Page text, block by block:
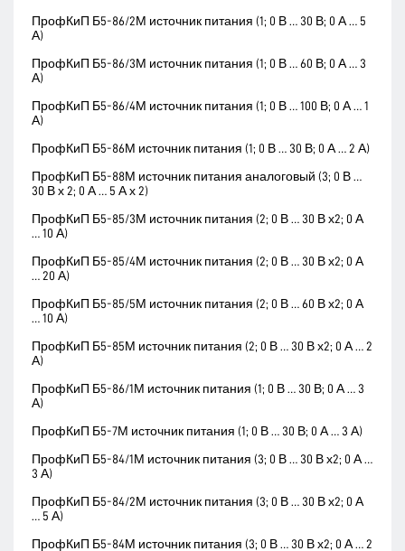
ПрофКиП Б5-86/2М источник питания (1; 0 В … 30 В; 0 А … 5
А)
ПрофКиП Б5-86/3М источник питания (1; 0 В … 60 В; 0 А … 3
А)
ПрофКиП Б5-86/4М источник питания (1; 0 В … 100 В; 0 А … 1
А)
ПрофКиП Б5-86М источник питания (1; 0 В … 30 В; 0 А … 2 А)
ПрофКиП Б5-88М источник питания аналоговый (3; 0 В …
30 В х 2; 0 А … 5 А х 2)
ПрофКиП Б5-85/3М источник питания (2; 0 В … 30 В х2; 0 А
… 10 А)
ПрофКиП Б5-85/4М источник питания (2; 0 В … 30 В х2; 0 А
… 20 А)
ПрофКиП Б5-85/5М источник питания (2; 0 В … 60 В х2; 0 А
… 10 А)
ПрофКиП Б5-85М источник питания (2; 0 В … 30 В х2; 0 А … 2
А)
ПрофКиП Б5-86/1М источник питания (1; 0 В … 30 В; 0 А … 3
А)
ПрофКиП Б5-7М источник питания (1; 0 В … 30 В; 0 А … 3 А)
ПрофКиП Б5-84/1М источник питания (3; 0 В … 30 В х2; 0 А …
3 А)
ПрофКиП Б5-84/2М источник питания (3; 0 В … 30 В х2; 0 А
… 5 А)
ПрофКиП Б5-84М источник питания (3; 0 В … 30 В х2; 0 А … 2